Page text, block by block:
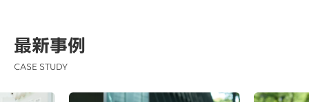
最新事例
CASE STUDY